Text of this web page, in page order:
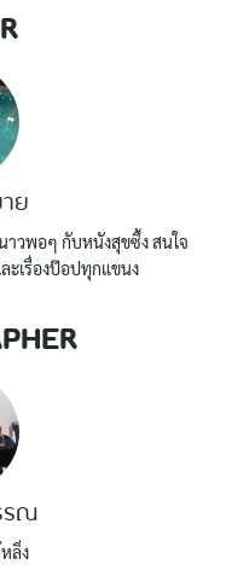
ย
าวพอๆ กับหนังสุขซึ้ง สนใจ
ะเรื่องป๊อปทุกแขนง
รณ
ลิ่ง